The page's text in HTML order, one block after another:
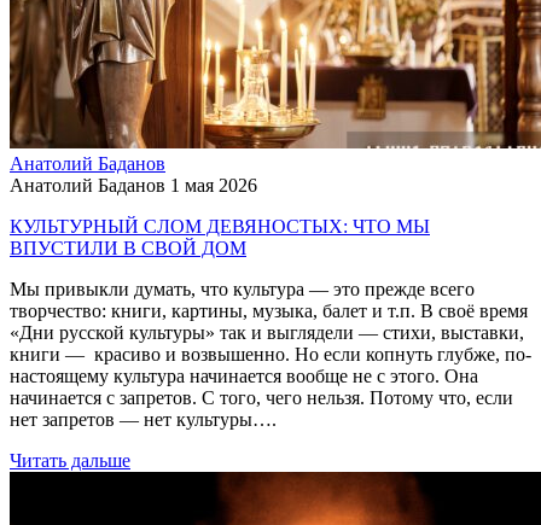
Анатолий Баданов
Анатолий Баданов 1 мая 2026
КУЛЬТУРНЫЙ СЛОМ ДЕВЯНОСТЫХ: ЧТО МЫ
ВПУСТИЛИ В СВОЙ ДОМ
Мы привыкли думать, что культура — это прежде всего
творчество: книги, картины, музыка, балет и т.п. В своё время
«Дни русской культуры» так и выглядели — стихи, выставки,
книги — красиво и возвышенно. Но если копнуть глубже, по-
настоящему культура начинается вообще не с этого. Она
начинается с запретов. С того, чего нельзя. Потому что, если
нет запретов — нет культуры….
Читать дальше